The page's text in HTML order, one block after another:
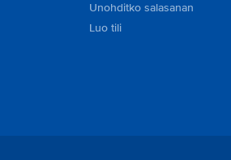
Unohditko salasanan
Luo tili